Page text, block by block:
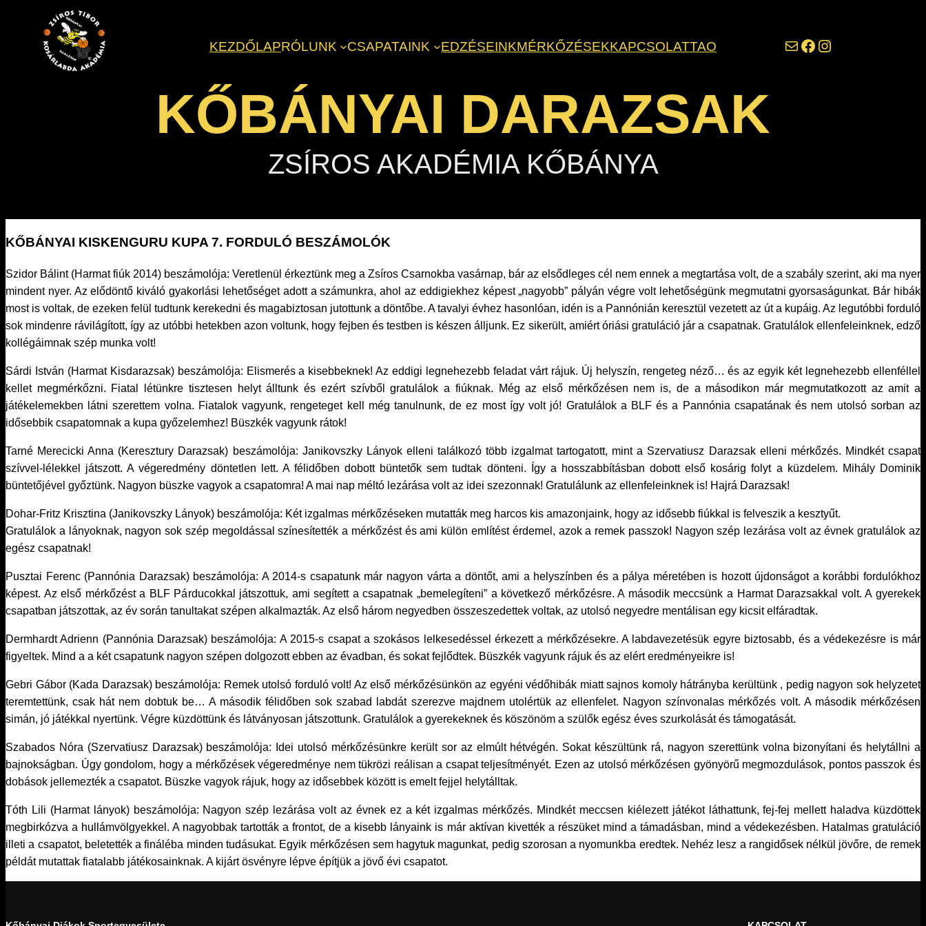
tartalomhoz
KEZDŐLAPRÓLUNK CSAPATAINK EDZÉSEINKMÉRKŐZÉSEKKAPCSOLATTAO darazsak@darazsak.hu @kobanyaidarazsak @darazsak
KŐBÁNYAI DARAZSAK
ZSÍROS AKADÉMIA KŐBÁNYA
KŐBÁNYAI KISKENGURU KUPA 7. FORDULÓ BESZÁMOLÓK
Szidor Bálint (Harmat fiúk 2014) beszámolója: Veretlenül érkeztünk meg a Zsíros Csarnokba vasárnap, bár az elsődleges cél nem ennek a megtartása volt, de a szabály szerint, aki ma nyer
mindent nyer. Az elődöntő kiváló gyakorlási lehetőséget adott a számunkra, ahol az eddigiekhez képest „nagyobb” pályán végre volt lehetőségünk megmutatni gyorsaságunkat. Bár hibák
most is voltak, de ezeken felül tudtunk kerekedni és magabiztosan jutottunk a döntőbe. A tavalyi évhez hasonlóan, idén is a Pannónián keresztül vezetett az út a kupáig. Az legutóbbi forduló
sok mindenre rávilágított, így az utóbbi hetekben azon voltunk, hogy fejben és testben is készen álljunk. Ez sikerült, amiért óriási gratuláció jár a csapatnak. Gratulálok ellenfeleinknek, edző
kollégáimnak szép munka volt!
Sárdi István (Harmat Kisdarazsak) beszámolója: Elismerés a kisebbeknek! Az eddigi legnehezebb feladat várt rájuk. Új helyszín, rengeteg néző… és az egyik két legnehezebb ellenféllel
kellet megmérkőzni. Fiatal létünkre tisztesen helyt álltunk és ezért szívből gratulálok a fiúknak. Még az első mérkőzésen nem is, de a másodikon már megmutatkozott az amit a
játékelemekben látni szerettem volna. Fiatalok vagyunk, rengeteget kell még tanulnunk, de ez most így volt jó! Gratulálok a BLF és a Pannónia csapatának és nem utolsó sorban az
idősebbik csapatomnak a kupa győzelemhez! Büszkék vagyunk rátok!
Tarné Merecicki Anna (Keresztury Darazsak) beszámolója: Janikovszky Lányok elleni találkozó több izgalmat tartogatott, mint a Szervatiusz Darazsak elleni mérkőzés. Mindkét csapat
szívvel-lélekkel játszott. A végeredmény döntetlen lett. A félidőben dobott büntetők sem tudtak dönteni. Így a hosszabbításban dobott első kosárig folyt a küzdelem. Mihály Dominik
büntetőjével győztünk. Nagyon büszke vagyok a csapatomra! A mai nap méltó lezárása volt az idei szezonnak! Gratulálunk az ellenfeleinknek is! Hajrá Darazsak!
Dohar-Fritz Krisztina (Janikovszky Lányok) beszámolója: Két izgalmas mérkőzéseken mutatták meg harcos kis amazonjaink, hogy az idősebb fiúkkal is felveszik a kesztyűt.
Gratulálok a lányoknak, nagyon sok szép megoldással színesítették a mérkőzést és ami külön említést érdemel, azok a remek passzok! Nagyon szép lezárása volt az évnek gratulálok az
egész csapatnak!
Pusztai Ferenc (Pannónia Darazsak) beszámolója: A 2014-s csapatunk már nagyon várta a döntőt, ami a helyszínben és a pálya méretében is hozott újdonságot a korábbi fordulókhoz
képest. Az első mérkőzést a BLF Párducokkal játszottuk, ami segített a csapatnak „bemelegíteni” a következő mérkőzésre. A második meccsünk a Harmat Darazsakkal volt. A gyerekek
csapatban játszottak, az év során tanultakat szépen alkalmazták. Az első három negyedben összeszedettek voltak, az utolsó negyedre mentálisan egy kicsit elfáradtak.
Dermhardt Adrienn (Pannónia Darazsak) beszámolója: A 2015-s csapat a szokásos lelkesedéssel érkezett a mérkőzésekre. A labdavezetésük egyre biztosabb, és a védekezésre is már
figyeltek. Mind a a két csapatunk nagyon szépen dolgozott ebben az évadban, és sokat fejlődtek. Büszkék vagyunk rájuk és az elért eredményeikre is!
Gebri Gábor (Kada Darazsak) beszámolója: Remek utolsó forduló volt! Az első mérkőzésünkön az egyéni védőhibák miatt sajnos komoly hátrányba kerültünk , pedig nagyon sok helyzetet
teremtettünk, csak hát nem dobtuk be… A második félidőben sok szabad labdát szerezve majdnem utolértük az ellenfelet. Nagyon színvonalas mérkőzés volt. A második mérkőzésen
simán, jó játékkal nyertünk. Végre küzdöttünk és látványosan játszottunk. Gratulálok a gyerekeknek és köszönöm a szülők egész éves szurkolását és támogatását.
Szabados Nóra (Szervatiusz Darazsak) beszámolója: Idei utolsó mérkőzésünkre került sor az elmúlt hétvégén. Sokat készültünk rá, nagyon szerettünk volna bizonyítani és helytállni a
bajnokságban. Úgy gondolom, hogy a mérkőzések végeredménye nem tükrözi reálisan a csapat teljesítményét. Ezen az utolsó mérkőzésen gyönyörű megmozdulások, pontos passzok és
dobások jellemezték a csapatot. Büszke vagyok rájuk, hogy az idősebbek között is emelt fejjel helytálltak.
Tóth Lili (Harmat lányok) beszámolója: Nagyon szép lezárása volt az évnek ez a két izgalmas mérkőzés. Mindkét meccsen kiélezett játékot láthattunk, fej-fej mellett haladva küzdöttek
megbirkózva a hullámvölgyekkel. A nagyobbak tartották a frontot, de a kisebb lányaink is már aktívan kivették a részüket mind a támadásban, mind a védekezésben. Hatalmas gratuláció
illeti a csapatot, beletették a fináléba minden tudásukat. Egyik mérkőzésen sem hagytuk magunkat, pedig szorosan a nyomunkba eredtek. Nehéz lesz a rangidősek nélkül jövőre, de remek
példát mutattak fiatalabb játékosainknak. A kijárt ösvényre lépve építjük a jövő évi csapatot.